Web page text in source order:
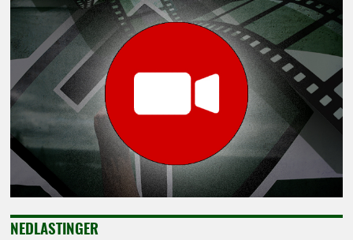
NEDLASTINGER